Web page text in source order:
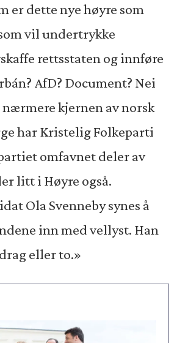
er dette nye høyre som
vil undertrykke
rettsstaten og innføre
AfD? Document? Nei
kjernen av norsk
har Kristelig Folkeparti
omfavnet deler av
litt i Høyre også.
Ola Svenneby synes å
inn med vellyst. Han
eller to.»